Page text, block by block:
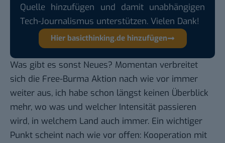
Quelle hinzufügen und damit unabhängigen
Tech-Journalismus unterstützen. Vielen Dank!
Hier basicthinking.de hinzufügen
Was gibt es sonst Neues? Momentan verbreitet
sich die Free-Burma Aktion nach wie vor immer
weiter aus, ich habe schon längst keinen Überblick
mehr, wo was und welcher Intensität passieren
wird, in welchem Land auch immer. Ein wichtiger
Punkt scheint nach wie vor offen: Kooperation mit